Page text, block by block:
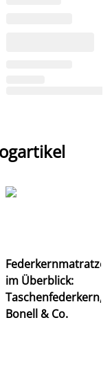
im Überblick:
Taschenfederkern,
Bonell & Co.